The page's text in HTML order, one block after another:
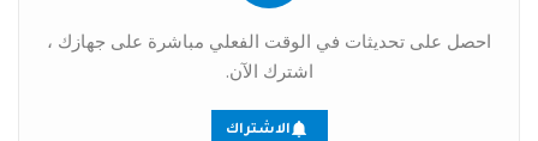
احصل على تحديثات في الوقت الفعلي مباشرة على جهازك ،
اشترك الآن.
الاشتراك